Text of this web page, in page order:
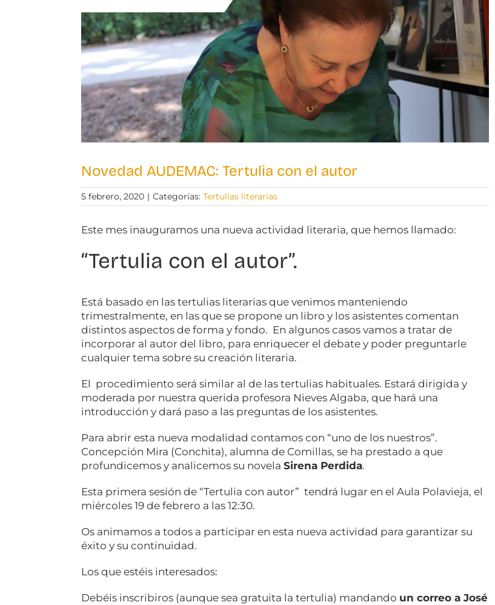
Novedad AUDEMAC: Tertulia con el autor
5 febrero, 2020 | Categorías:Tertulias literarias
Este mes inauguramos una nueva actividad literaria, que hemos llamado:
“Tertulia con el autor”.
Está basado en las tertulias literarias que venimos manteniendo
trimestralmente, en las que se propone un libro y los asistentes comentan
distintos aspectos de forma y fondo. En algunos casos vamos a tratar de
incorporar al autor del libro, para enriquecer el debate y poder preguntarle
cualquier tema sobre su creación literaria.
El procedimiento será similar al de las tertulias habituales. Estará dirigida y
moderada por nuestra querida profesora Nieves Algaba, que hará una
introducción y dará paso a las preguntas de los asistentes.
Para abrir esta nueva modalidad contamos con “uno de los nuestros”.
Concepción Mira (Conchita), alumna de Comillas, se ha prestado a que
profundicemos y analicemos su novelaSirena Perdida.
Esta primera sesión de “Tertulia con autor” tendrá lugar en el Aula Polavieja, el
miércoles 19 de febrero a las 12:30.
Os animamos a todos a participar en esta nueva actividad para garantizar su
éxito y su continuidad.
Los que estéis interesados:
Debéis inscribiros (aunque sea gratuita la tertulia) mandando un correo a José